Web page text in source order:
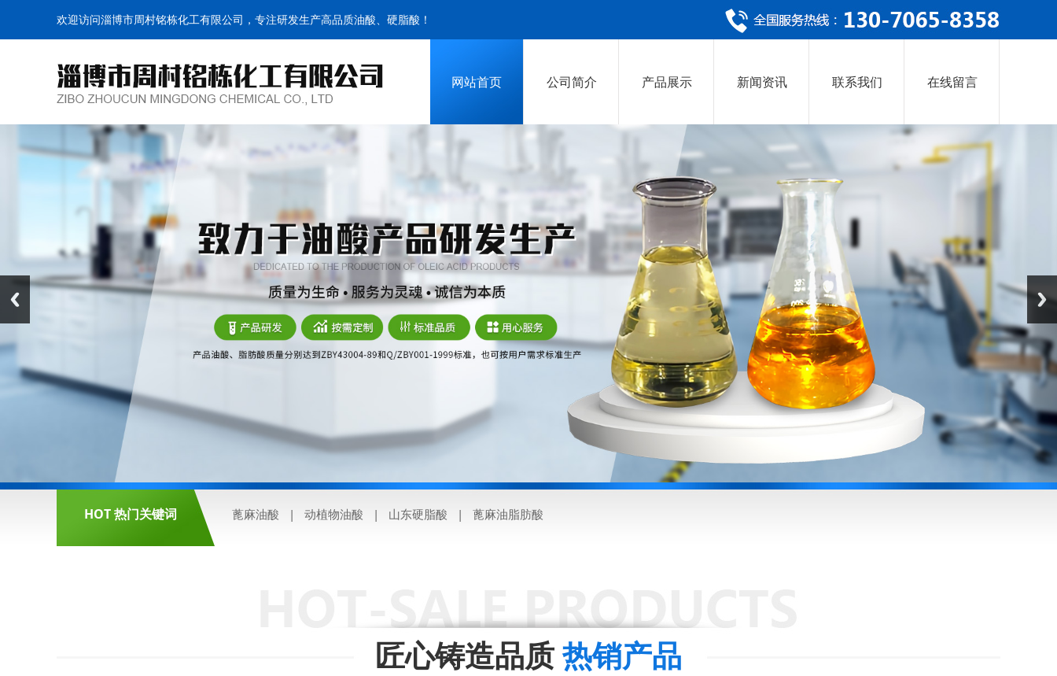
欢迎访问淄博市周村铭栋化工有限公司，专注研发生产高品质油酸、硬脂酸！
网站首页 公司简介 产品展示 新闻资讯 联系我们 在线留言
HOT 热门关键词 蓖麻油酸 | 动植物油酸 | 山东硬脂酸 | 蓖麻油脂肪酸
匠心铸造品质热销产品